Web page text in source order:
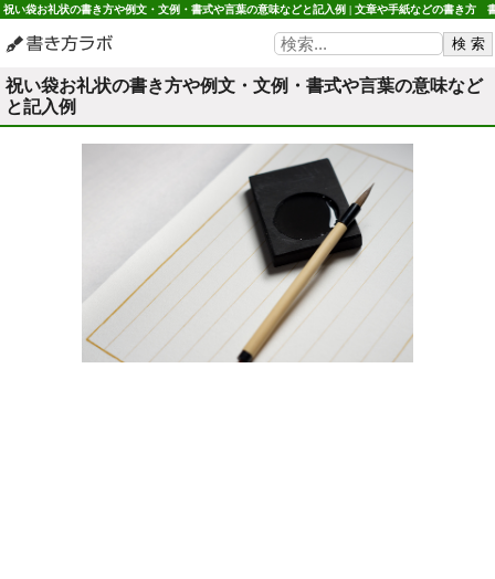
祝い袋お礼状の書き方や例文・文例・書式や言葉の意味などと記入例 | 文章や手紙などの書き方
祝い袋お礼状の書き方や例文・文例・書式や言葉の意味など
と記入例